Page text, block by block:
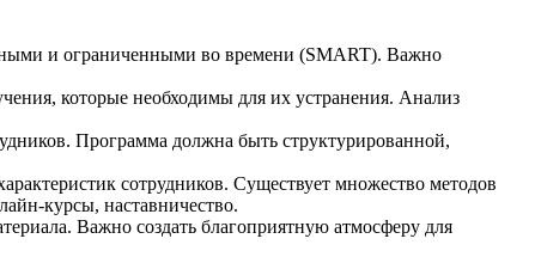
и ограниченными во времени (SMART). Важно
которые необходимы для их устранения. Анализ
Программа должна быть структурированной,
сотрудников. Существует множество методов
курсы, наставничество.
Важно создать благоприятную атмосферу для